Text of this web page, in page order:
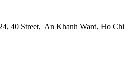
40 Street, An Khanh Ward, Ho